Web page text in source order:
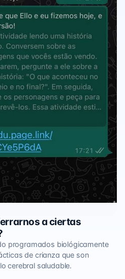
a ciertas
programados biológicamente
de crianza que son
cerebral saludable.